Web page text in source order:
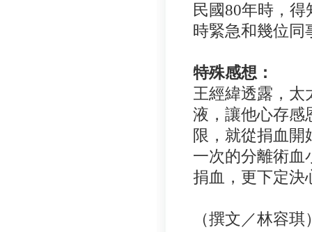
民國80年時，
時緊急和幾位同
特殊感想：
王經緯透露，太
液，讓他心存感
限，就從捐血
一次的分離術血
捐血，更下定決
（撰文／林容琪